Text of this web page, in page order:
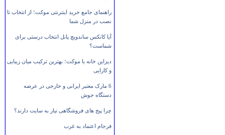
راهنمای جامع خرید اینترنتی موکت؛ از انتخاب تا
نصب در منزل شما
آیا کانکس ساندویچ پانل انتخاب درستی برای
شماست؟
دیزاین خانه با موکت؛ بهترین ترکیب میان زیبایی
و کارایی
6 مارک معتبر ایرانی و خارجی در عرضه
دستگاه جوش
چرا پیج های فروشگاهی نیاز به سایت دارند؟
فرجام اعتماد به غرب